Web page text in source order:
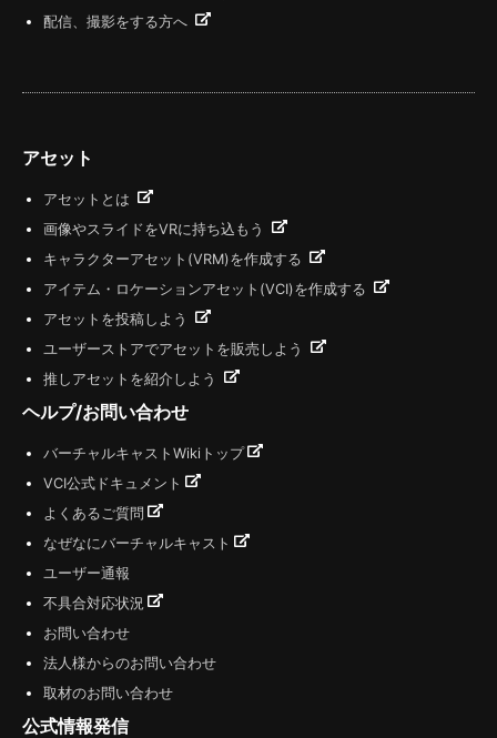
配信、撮影をする方へ
アセット
アセットとは
画像やスライドをVRに持ち込もう
キャラクターアセット(VRM)を作成する
アイテム・ロケーションアセット(VCI)を作成する
アセットを投稿しよう
ユーザーストアでアセットを販売しよう
推しアセットを紹介しよう
ヘルプ/お問い合わせ
バーチャルキャストWikiトップ
VCI公式ドキュメント
よくあるご質問
なぜなにバーチャルキャスト
ユーザー通報
不具合対応状況
お問い合わせ
法人様からのお問い合わせ
取材のお問い合わせ
公式情報発信